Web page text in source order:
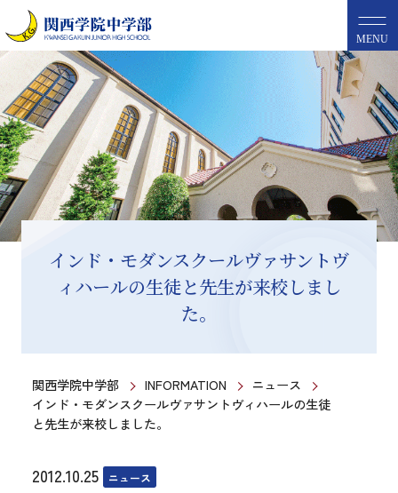
MENU
インド・モダンスクールヴァサントヴ
ィハールの生徒と先生が来校しまし
た。
関西学院中学部 INFORMATION
ニュース
インド・モダンスクールヴァサントヴィハールの生徒
と先生が来校しました。
2012.10.25 ニュース